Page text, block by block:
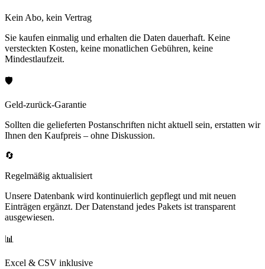
Kein Abo, kein Vertrag
Sie kaufen einmalig und erhalten die Daten dauerhaft. Keine
versteckten Kosten, keine monatlichen Gebühren, keine
Mindestlaufzeit.
🛡️
Geld-zurück-Garantie
Sollten die gelieferten Postanschriften nicht aktuell sein, erstatten wir
Ihnen den Kaufpreis – ohne Diskussion.
🔄
Regelmäßig aktualisiert
Unsere Datenbank wird kontinuierlich gepflegt und mit neuen
Einträgen ergänzt. Der Datenstand jedes Pakets ist transparent
ausgewiesen.
📊
Excel & CSV inklusive